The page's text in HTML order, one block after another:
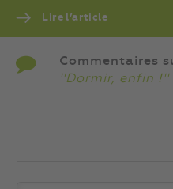
Lire l’article
Commentaires
''Dormir, enfin !''